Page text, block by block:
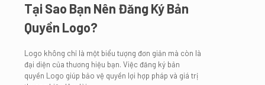
Tại Sao Bạn Nên Đăng Ký Bản
Quyền Logo?
Logo không chỉ là một biểu tượng đơn giản mà còn là
đại diện của thương hiệu bạn. Việc đăng ký bản
quyền Logo giúp bảo vệ quyền lợi hợp pháp và giá trị